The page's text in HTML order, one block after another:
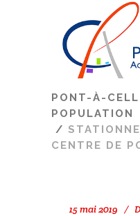
PONT-À-
POPULATION
/
CENTRE DE
15 mai 2019